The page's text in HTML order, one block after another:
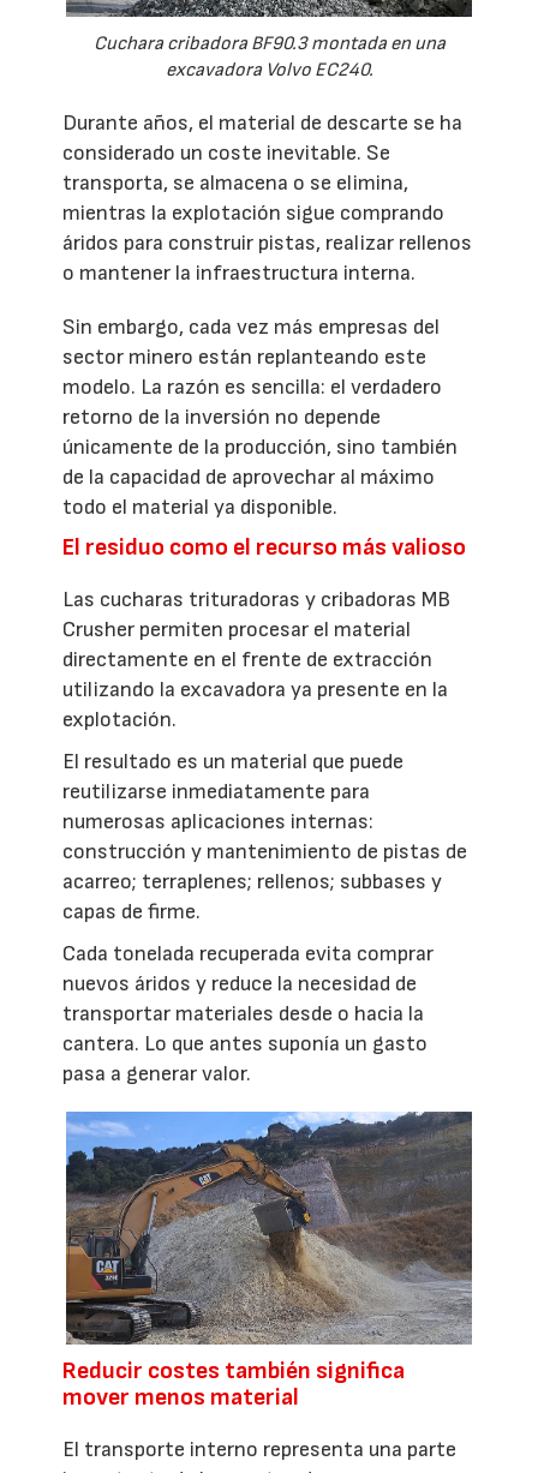
Cuchara cribadora BF90.3 montada en una
excavadora Volvo EC240.
Durante años, el material de descarte se ha
considerado un coste inevitable. Se
transporta, se almacena o se elimina,
mientras la explotación sigue comprando
áridos para construir pistas, realizar rellenos
o mantener la infraestructura interna.
Sin embargo, cada vez más empresas del
sector minero están replanteando este
modelo. La razón es sencilla: el verdadero
retorno de la inversión no depende
únicamente de la producción, sino también
de la capacidad de aprovechar al máximo
todo el material ya disponible.
El residuo como el recurso más valioso
Las cucharas trituradoras y cribadoras MB
Crusher permiten procesar el material
directamente en el frente de extracción
utilizando la excavadora ya presente en la
explotación.
El resultado es un material que puede
reutilizarse inmediatamente para
numerosas aplicaciones internas:
construcción y mantenimiento de pistas de
acarreo; terraplenes; rellenos; subbases y
capas de firme.
Cada tonelada recuperada evita comprar
nuevos áridos y reduce la necesidad de
transportar materiales desde o hacia la
cantera. Lo que antes suponía un gasto
pasa a generar valor.
Reducir costes también significa
mover menos material
El transporte interno representa una parte